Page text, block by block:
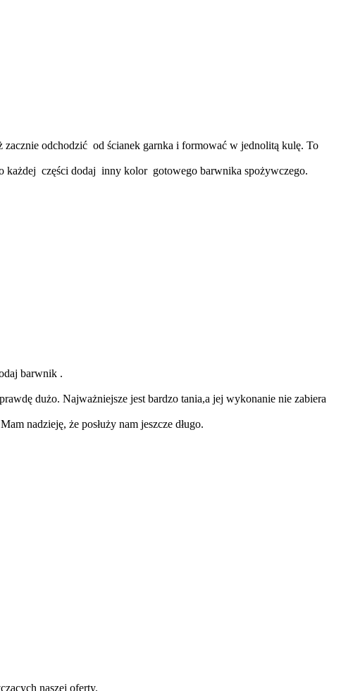
zacznie odchodzić od ścianek garnka i formować w jednolitą kulę. To
każdej części dodaj inny kolor gotowego barwnika spożywczego.
barwnik .
dużo. Najważniejsze jest bardzo tania,a jej wykonanie nie zabiera
nadzieję, że posłuży nam jeszcze długo.
naszej oferty.